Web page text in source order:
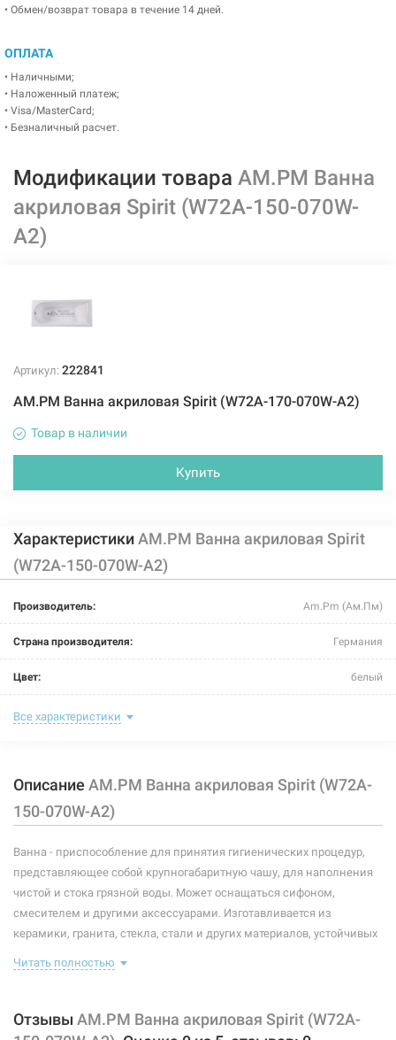
• Обмен/возврат товара в течение 14 дней.
ОПЛАТА
• Наличными;
• Наложенный платеж;
• Visa/MasterCard;
• Безналичный расчет.
Модификации товара AM.PM Ванна
акриловая Spirit (W72A-150-070W-
A2)
Артикул: 222841
AM.PM Ванна акриловая Spirit (W72A-170-070W-A2)
Товар в наличии
Купить
ХарактеристикиAM.PM Ванна акриловая Spirit
(W72A-150-070W-A2)
Производитель: Am.Pm (Ам.Пм)
Страна производителя: Германия
Цвет: белый
Комплектация:
Объем: 180 л
Размер:
Тип монтажа: пристенный
Форма: прямоугольная
Материал:
Все характеристики
Описание AM.PM Ванна акриловая Spirit (W72A-
150-070W-A2)
Ванна - приспособление для принятия гигиенических процедур,
представляющее собой крупногабаритную чашу, для наполнения
чистой и стока грязной воды. Может оснащаться сифоном,
смесителем и другими аксессуарами. Изготавливается из
керамики, гранита, стекла, стали и других материалов, устойчивых
данная модель ванны с переливом и сливным отверстием
Читать полностью
Отзывы AM.PM Ванна акриловая Spirit (W72A-